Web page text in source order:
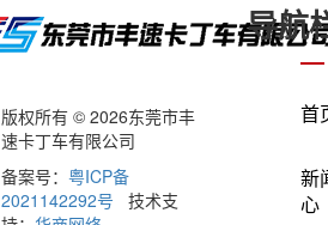
版权所有 © 2026东莞市丰
速卡丁车有限公司
备案号： 粤ICP备
2021142292号 技术支
导航
首
新
心